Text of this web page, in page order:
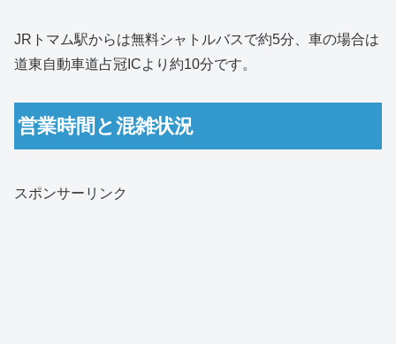
JRトマム駅からは無料シャトルバスで約5分、車の場合は
道東自動車道占冠ICより約10分です。
営業時間と混雑状況
スポンサーリンク